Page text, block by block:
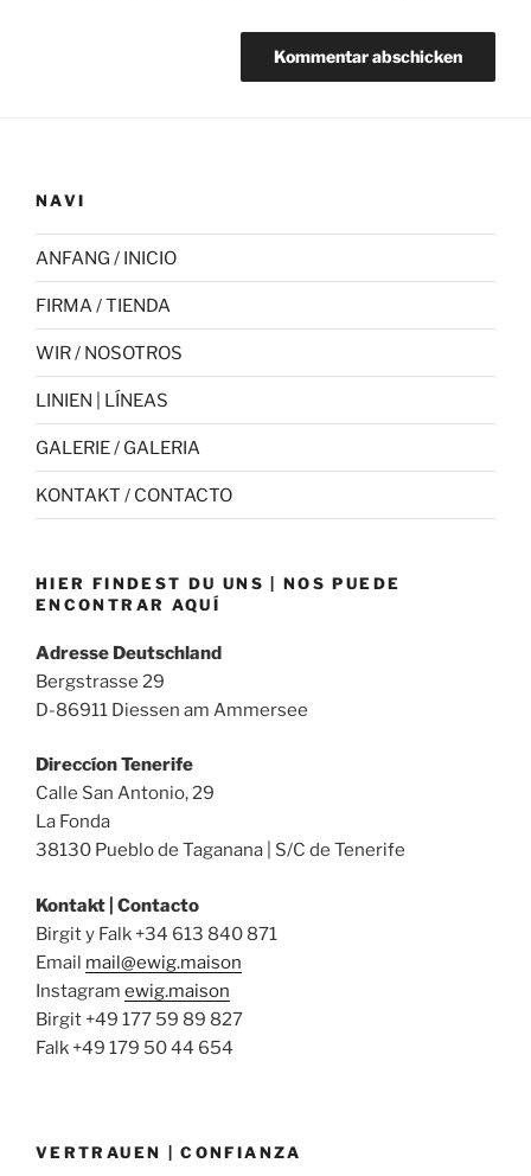
NAVI
ANFANG / INICIO
FIRMA / TIENDA
WIR / NOSOTROS
LINIEN | LÍNEAS
GALERIE / GALERIA
KONTAKT / CONTACTO
HIER FINDEST DU UNS | NOS PUEDE
ENCONTRAR AQUÍ
Adresse Deutschland
Bergstrasse 29
D-86911 Diessen am Ammersee
Direccíon Tenerife
Calle San Antonio, 29
La Fonda
38130 Pueblo de Taganana | S/C de Tenerife
Kontakt | Contacto
Birgit y Falk +34 613 840 871
Email mail@ewig.maison
Instagram ewig.maison
Birgit +49 177 59 89 827
Falk +49 179 50 44 654
VERTRAUEN | CONFIANZA